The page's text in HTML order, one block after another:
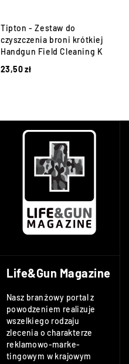
Tipton - Zestaw do
czyszczenia broni krótkiej
Handgun Field Cleaning K
23,50zł
Life&Gun Magazine
Nasz branżowy portal z
powodzeniem realizuje
wszelkiego rodzaju
zlecenia o charakterze
reklamowo-marke-
tingowym w krajowym